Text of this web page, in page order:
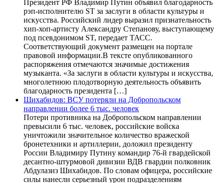
Президент РФ Владимир Путин объявил благодарность
рэп-исполнителю ST за заслуги в области культуры и
искусства. Российский лидер выразил признательность
хип-хоп-артисту Александру Степанову, выступающему
под псевдонимом ST, передает ТАСС.
Соответствующий документ размещен на портале
правовой информации.В тексте опубликованного
распоряжения отмечаются значимые достижения
музыканта. «За заслуги в области культуры и искусства,
многолетнюю плодотворную деятельность объявить
благодарность президента […]
Шихабидов: ВСУ потеряли на Добропольском
направлении более 6 тыс. человек
Потери противника на Добропольском направлении
превысили 6 тыс. человек, российские войска
уничтожили значительное количество вражеской
бронетехники и артиллерии, доложил президенту
России Владимиру Путину командир 76-й гвардейской
десантно-штурмовой дивизии ВДВ гвардии полковник
Абдулазиз Шихабидов. По словам офицера, российские
силы нанесли серьезный урон подразделениям